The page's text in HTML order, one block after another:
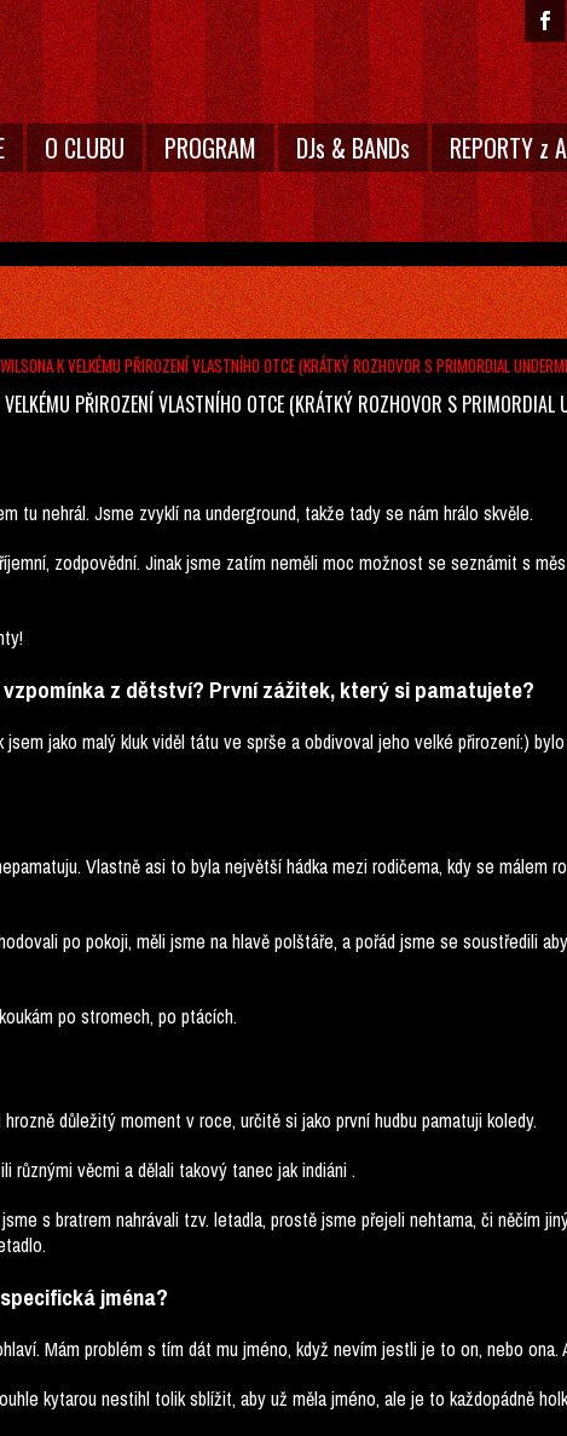
O CLUBU PROGRAM DJs & BANDs REPORTY z
K VELKÉMU PŘIROZENÍ VLASTNÍHO OTCE (KRÁTKÝ ROZHOVOR S PRIMORDIAL
PŘIROZENÍ VLASTNÍHO OTCE (KRÁTKÝ ROZHOVOR S PRIMORDIAL
tu nehrál. Jsme zvyklí na underground, takže tady se nám hrálo skvěle.
zodpovědní. Jinak jsme zatím neměli moc možnost se seznámit s
z dětství? První zážitek, který si pamatujete?
jsem jako malý kluk viděl tátu ve sprše a obdivoval jeho velké přirození:)
Vlastně asi to byla největší hádka mezi rodičema, kdy se málem
po pokoji, měli jsme na hlavě polštáře, a pořád jsme se soustředili
po stromech, po ptácích.
důležitý moment v roce, určitě si jako první hudbu pamatuji koledy.
různými věcmi a dělali takový tanec jak indiáni .
s bratrem nahrávali tzv. letadla, prostě jsme přejeli nehtama, či něčím
jména?
Mám problém s tím dát mu jméno, když nevím jestli je to on, nebo ona.
kytarou nestihl tolik sblížit, aby už měla jméno, ale je to každopádně